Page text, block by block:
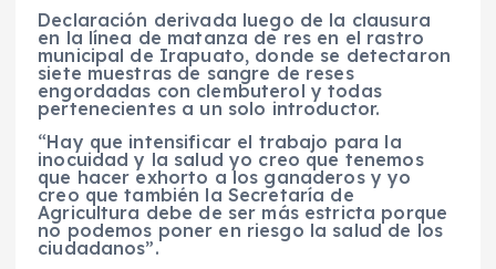
Declaración derivada luego de la clausura
en la línea de matanza de res en el rastro
municipal de Irapuato, donde se detectaron
siete muestras de sangre de reses
engordadas con clembuterol y todas
pertenecientes a un solo introductor.
“Hay que intensificar el trabajo para la
inocuidad y la salud yo creo que tenemos
que hacer exhorto a los ganaderos y yo
creo que también la Secretaría de
Agricultura debe de ser más estricta porque
no podemos poner en riesgo la salud de los
ciudadanos”.